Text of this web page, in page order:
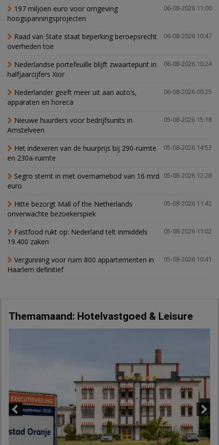
06-08-2026 11:00
197 miljoen euro voor omgeving
hoogspanningsprojecten
06-08-2026 10:47
Raad van State staat beperking beroepsrecht
overheden toe
06-08-2026 10:24
Nederlandse portefeuille blijft zwaartepunt in
halfjaarcijfers Xior
06-08-2026 09:25
Nederlander geeft meer uit aan auto’s,
apparaten en horeca
05-08-2026 15:18
Nieuwe huurders voor bedrijfsunits in
Amstelveen
05-08-2026 14:53
Het indexeren van de huurprijs bij 290-ruimte
en 230a-ruimte
05-08-2026 12:28
Segro stemt in met overnamebod van 16 mrd
euro
05-08-2026 11:42
Hitte bezorgt Mall of the Netherlands
onverwachte bezoekerspiek
05-08-2026 11:02
Fastfood rukt op: Nederland telt inmiddels
19.400 zaken
05-08-2026 10:41
Vergunning voor ruim 800 appartementen in
Haarlem definitief
Themamaand: Hotelvastgoed & Leisure
Next